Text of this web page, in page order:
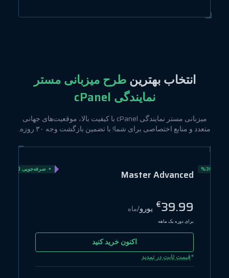
انتخاب بهترینطرح میزبانی مستر
نمایندگی cPanel
میزبانی مستر نمایندگی cPanel با کیفیت بالا، موقعیت‌های جهانی
متعدد و منابع اختصاصی برای شما! با تضمین بازگشت وجه ۳۰ روزه.
Master Advanced صرفه‌جویی 20%
€39.99 یورو/ماه
برای دوره یک ماهه
اکنون خرید کنید
*قیمت ثابت در تمدید